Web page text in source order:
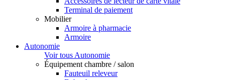
Terminal de paiement
Mobilier
Armoire à pharmacie
Armoire
Autonomie
Voir tous Autonomie
Équipement chambre / salon
Fauteuil releveur